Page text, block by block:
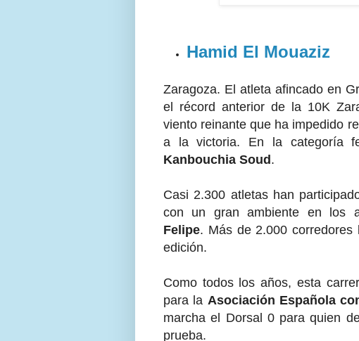
Hamid El Mouaziz
Zaragoza. El atleta afincado en
el récord anterior de la 10K
viento reinante que ha impedido
a la victoria. En la categoría
Kanbouchia Soud.
Casi 2.300 atletas han
con un gran ambiente en los
Felipe. Más de 2.000 corredores
edición.
Como todos los años, esta
para la Asociación Española
marcha el Dorsal 0 para quien
prueba.